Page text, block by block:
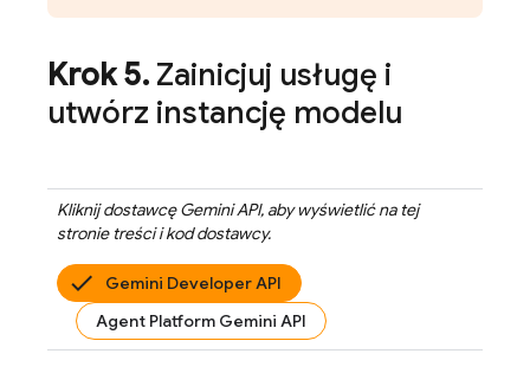
Krok 5.Zainicjuj usługę i
utwórz instancję modelu
Kliknij dostawcęGemini API, aby wyświetlić na tej
stronie treści i kod dostawcy.
Gemini Developer API
Agent Platform Gemini API